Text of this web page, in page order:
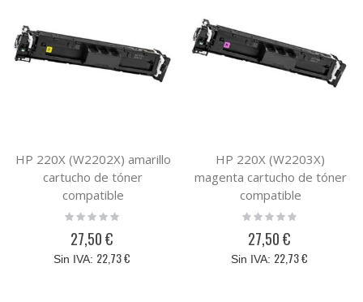
HP 220X (W2202X) amarillo
cartucho de tóner
compatible
Rating:
27,50 €
22,73 €
HP 220X (W2203X)
magenta cartucho de tóner
compatible
Rating:
27,50 €
22,73 €